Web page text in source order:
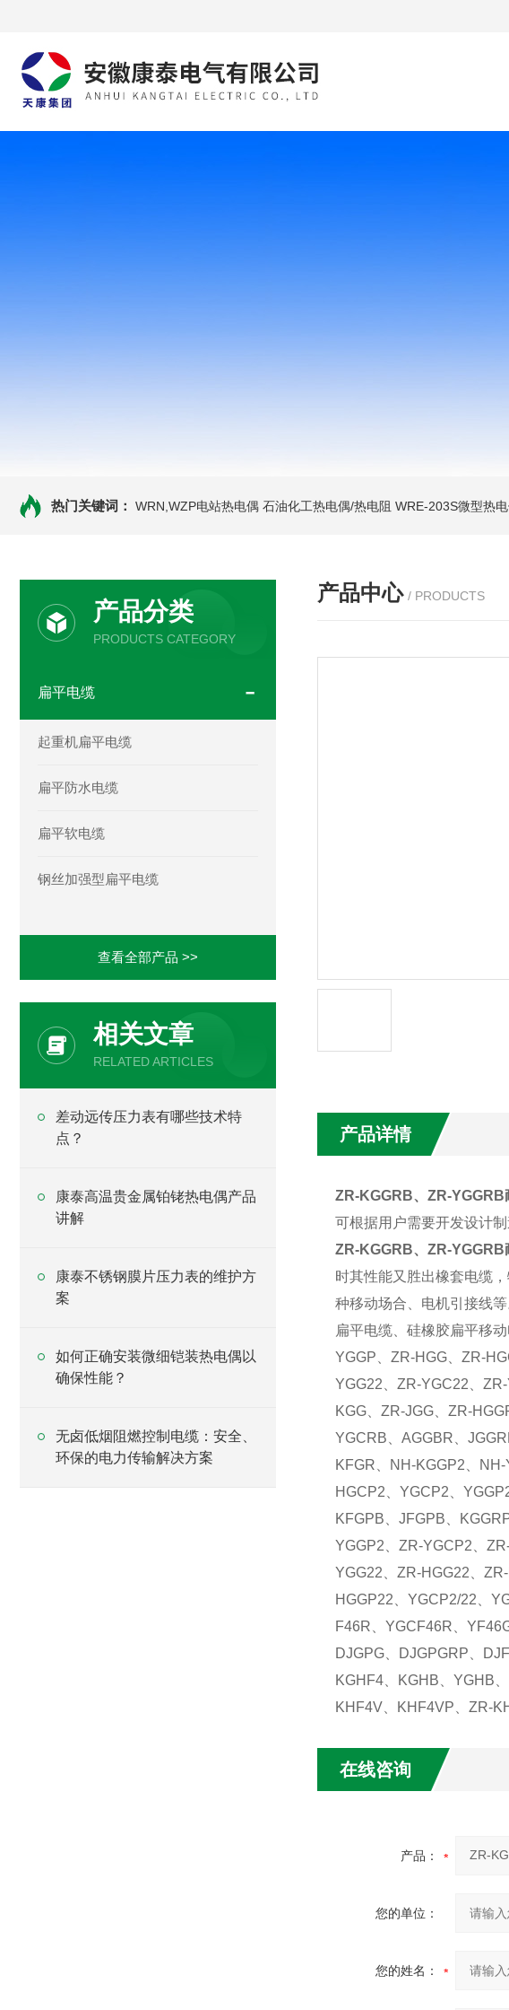
热门关键词： WRN,WZP电站热电偶 石油化工热电偶/热电阻 WRE-203S微型热
产品分类
PRODUCTS CATEGORY
扁平电缆
起重机扁平电缆
扁平防水电缆
扁平软电缆
钢丝加强型扁平电缆
查看全部产品 >>
相关文章
RELATED ARTICLES
差动远传压力表有哪些技术特
点？
康泰高温贵金属铂铑热电偶产品
讲解
康泰不锈钢膜片压力表的维护方
案
如何正确安装微细铠装热电偶以
确保性能？
无卤低烟阻燃控制电缆：安全、
环保的电力传输解决方案
产品中心 / PRODUCTS
产品详情
ZR-KGGRB、ZR-YGGRB
可根据用户需要开发设计
ZR-KGGRB、ZR-YGGRB
时其性能又胜出橡套电缆
种移动场合、电机引接线
扁平电缆、硅橡胶扁平移
YGGP、ZR-HGG、ZR-
YGG22、ZR-YGC22、
KGG、ZR-JGG、ZR-
YGCRB、AGGBR、
KFGR、NH-KGGP2、
HGCP2、YGCP2、
KFGPB、JFGPB、
YGGP2、ZR-YGCP2、
YGG22、ZR-HGG22、
HGGP22、YGCP2/22、
F46R、YGCF46R、
DJGPG、DJGPGRP、
KGHF4、KGHB、YGHB
KHF4V、KHF4VP、ZR-
在线咨询
产品：
您的单位：
您的姓名：